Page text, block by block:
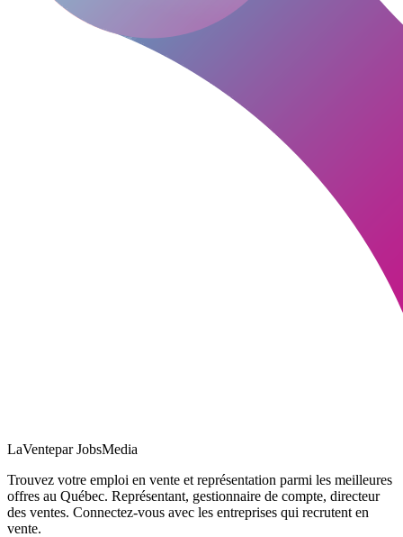
LaVentepar JobsMedia
Trouvez votre emploi en vente et représentation parmi les meilleures
offres au Québec. Représentant, gestionnaire de compte, directeur
des ventes. Connectez-vous avec les entreprises qui recrutent en
vente.